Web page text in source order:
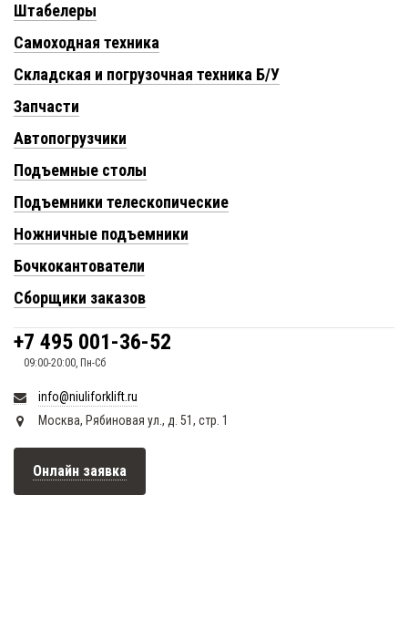
Штабелеры
Самоходная техника
Складская и погрузочная техника Б/У
Запчасти
Автопогрузчики
Подъемные столы
Подъемники телескопические
Ножничные подъемники
Бочкокантователи
Сборщики заказов
+7 495 001-36-52
09:00-20:00, Пн-Сб
info@niuliforklift.ru
Москва, Рябиновая ул., д. 51, стр. 1
Онлайн заявка